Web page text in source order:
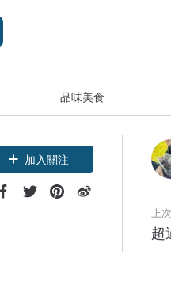
品味美食
加入關注
上
超